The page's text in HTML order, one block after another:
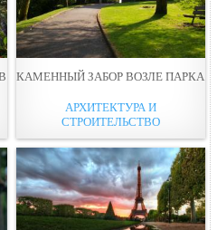
КАМЕННЫЙ ЗАБОР ВОЗЛЕ ПАРКА
АРХИТЕКТУРА И
СТРОИТЕЛЬСТВО